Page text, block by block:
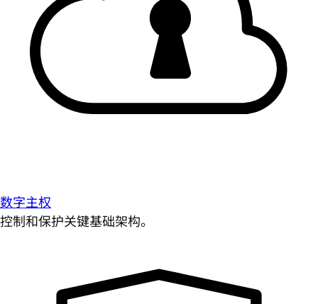
数字主权
控制和保护关键基础架构。